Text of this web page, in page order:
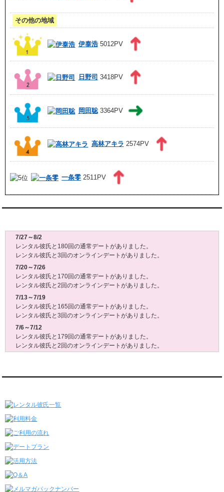
その他の地域
伊泰浩5012PV
日野司 3418PV
岡田聡3364PV
高林アキラ 2574PV
一条零 2511PV
7/27～8/2
レンタル彼氏と180回の通常デートがありました。
レンタル彼氏と3回のオンラインデートがありました。
7/20～7/26
レンタル彼氏と170回の通常デートがありました。
レンタル彼氏と2回のオンラインデートがありました。
7/13～7/19
レンタル彼氏と165回の通常デートがありました。
レンタル彼氏と3回のオンラインデートがありました。
7/6～7/12
レンタル彼氏と179回の通常デートがありました。
レンタル彼氏と2回のオンラインデートがありました。
レンタル彼氏と3回のオンラインデートがありました。
レンタル彼氏と2回のオンラインデートがありました。
6/15～6/21
レンタル彼氏と4回のオンラインデートがありました。
6/8～6/14
レンタル彼氏と161回の通常デートがありました。
レンタル彼氏と3回のオンラインデートがありました。
6/1～6/7
レンタル彼氏と165回の通常デートがありました。